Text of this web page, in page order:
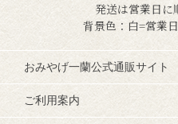
発送は営業日に
背景色：白=営業
おみやげ一蘭公式通販サイト
ご利用案内